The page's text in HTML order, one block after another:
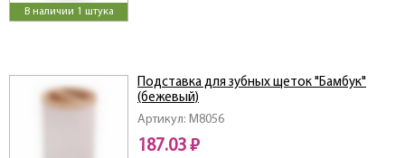
В наличии 1 штука
Артикул: M8056
Подставка для зубных щеток "Бамбук"
(бежевый)
187.03 ₽